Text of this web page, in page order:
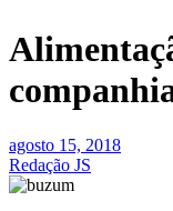
agosto 15, 2018
Redação JS